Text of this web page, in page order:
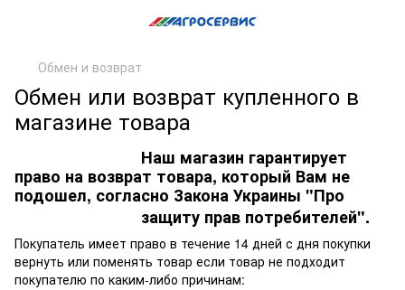
Обмен и возврат
Обмен или возврат купленного в
магазине товара
Наш магазин гарантирует
право на возврат товара, который Вам не
подошел, согласно Закона Украины "Про
защиту прав потребителей".
Покупатель имеет право в течение 14 дней с дня покупки
вернуть или поменять товар если товар не подходит
покупателю по каким-либо причинам: